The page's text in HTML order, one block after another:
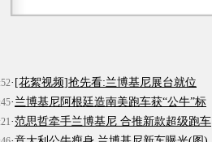
· [花絮视频]抢先看:兰博基尼展台就位
· 兰博基尼阿根廷造南美跑车获“公牛”标
·范思哲牵手兰博基尼 合推新款超级跑车